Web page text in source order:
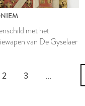
met het
van De Gyselaer
2 3 ...